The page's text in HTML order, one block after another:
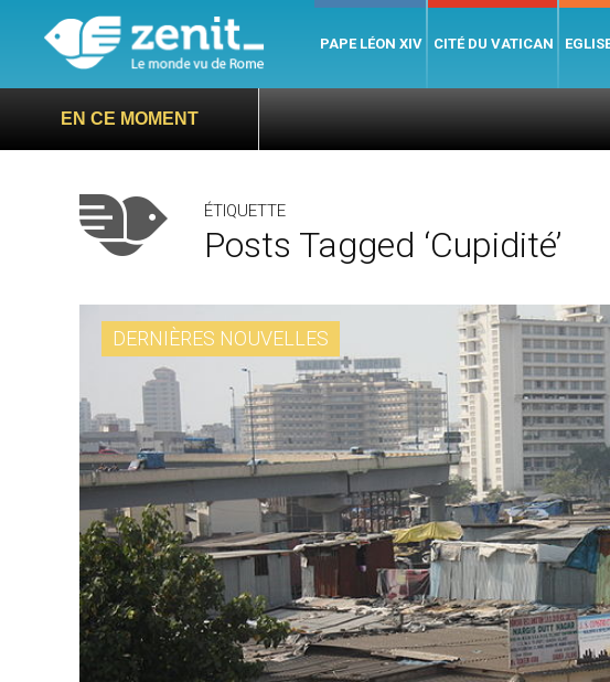
PAPE LÉON XIV CITÉ DU VATICAN
EN CE MOMENT
ÉTIQUETTE
Posts Tagged ‘cupidité’
DERNIÈRES NOUVELLES